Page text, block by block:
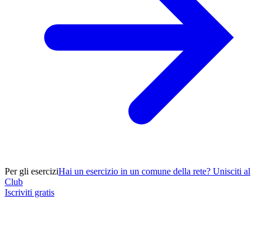
Per gli eserciziHai un esercizio in un comune della rete? Unisciti al
Club
Iscriviti gratis